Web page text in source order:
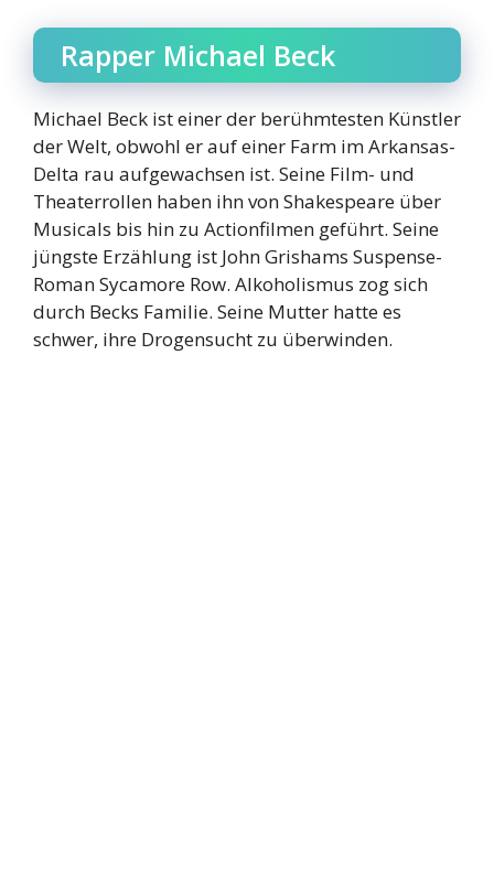
Rapper Michael Beck
Michael Beck ist einer der berühmtesten Künstler
der Welt, obwohl er auf einer Farm im Arkansas-
Delta rau aufgewachsen ist. Seine Film- und
Theaterrollen haben ihn von Shakespeare über
Musicals bis hin zu Actionfilmen geführt. Seine
jüngste Erzählung ist John Grishams Suspense-
Roman Sycamore Row. Alkoholismus zog sich
durch Becks Familie. Seine Mutter hatte es
schwer, ihre Drogensucht zu überwinden.